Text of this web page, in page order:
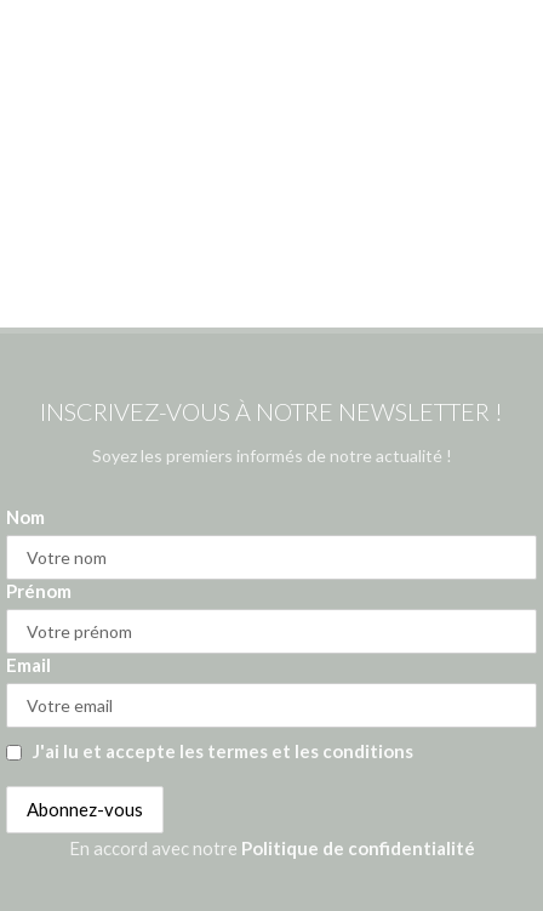
INSCRIVEZ-VOUS À NOTRE NEWSLETTER !
Soyez les premiers informés de notre actualité !
Nom
Prénom
Email
J'ai lu et accepte les termes et les conditions
En accord avec notre Politique de confidentialité